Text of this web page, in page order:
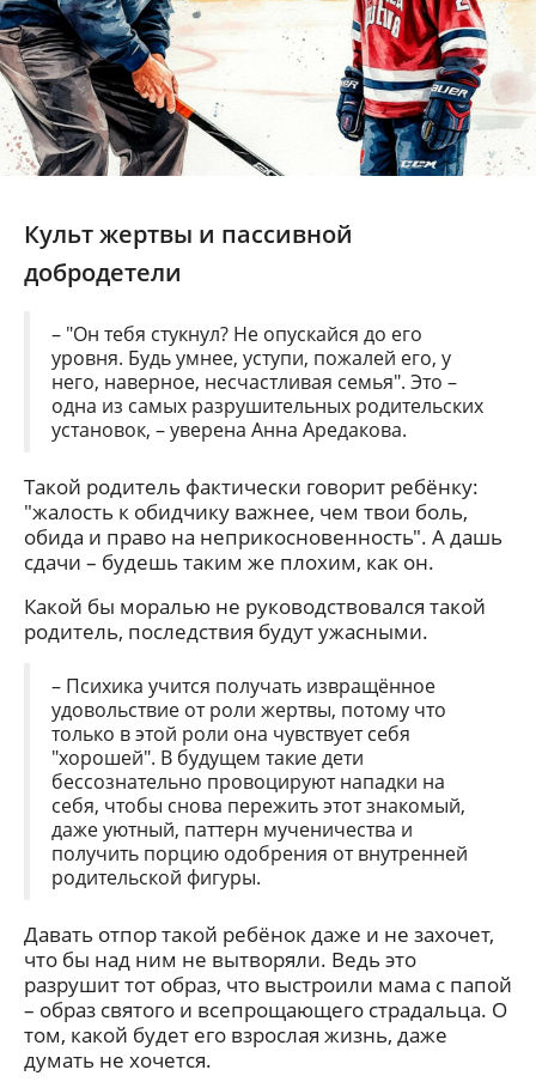
Культ жертвы и пассивной
добродетели
– "Он тебя стукнул? Не опускайся до его
уровня. Будь умнее, уступи, пожалей его, у
него, наверное, несчастливая семья". Это –
одна из самых разрушительных родительских
установок, – уверена Анна Аредакова.
Такой родитель фактически говорит ребёнку:
"жалость к обидчику важнее, чем твои боль,
обида и право на неприкосновенность". А дашь
сдачи – будешь таким же плохим, как он.
Какой бы моралью не руководствовался такой
родитель, последствия будут ужасными.
– Психика учится получать извращённое
удовольствие от роли жертвы, потому что
только в этой роли она чувствует себя
"хорошей". В будущем такие дети
бессознательно провоцируют нападки на
себя, чтобы снова пережить этот знакомый,
даже уютный, паттерн мученичества и
получить порцию одобрения от внутренней
родительской фигуры.
Давать отпор такой ребёнок даже и не захочет,
что бы над ним не вытворяли. Ведь это
разрушит тот образ, что выстроили мама с папой
– образ святого и всепрощающего страдальца. О
том, какой будет его взрослая жизнь, даже
думать не хочется.